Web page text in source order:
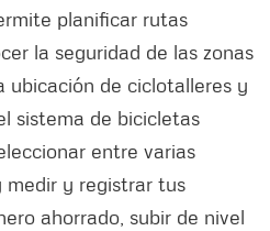
planificar rutas
la seguridad de las zonas
ubicación de ciclotalleres y
sistema de bicicletas
entre varias
medir y registrar tus
ahorrado, subir de nivel